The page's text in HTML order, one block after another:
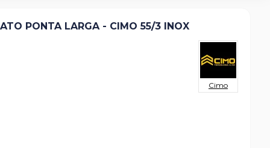
PONTA LARGA - CIMO 55/3 INOX
Cimo